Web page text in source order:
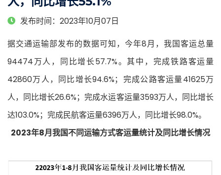
发布时间：2023年10月07日
据交通运输部发布的数据可知，今年8月，我国客运总量
94474万人，同比增长57.7%。其中，完成铁路客运量
42860万人，同比增长94.6%；完成公路客运量41625万
人，同比增长26.6%；完成水运客运量3593万人，同比增长
达103.0%；完成民航客运量6396万人，同比增长98.0%。
2023年8月我国不同运输方式客运量统计及同比增长情况